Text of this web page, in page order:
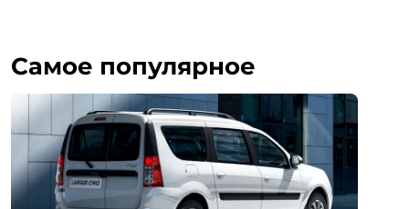
Самое популярное